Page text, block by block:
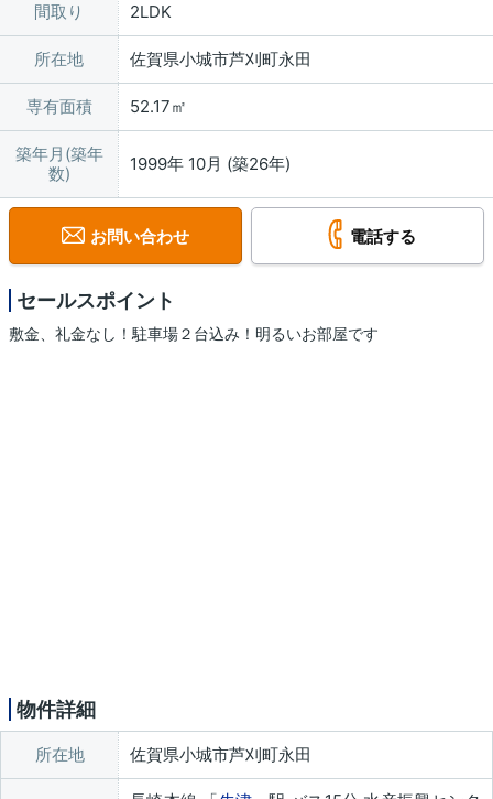
間取り 2LDK
所在地 佐賀県小城市芦刈町永田
専有面積 52.17㎡
築年月(築年
数)
1999年 10月 (築26年)
お問い合わせ 電話する
セールスポイント
敷金、礼金なし！駐車場２台込み！明るいお部屋です
物件詳細
所在地 佐賀県小城市芦刈町永田